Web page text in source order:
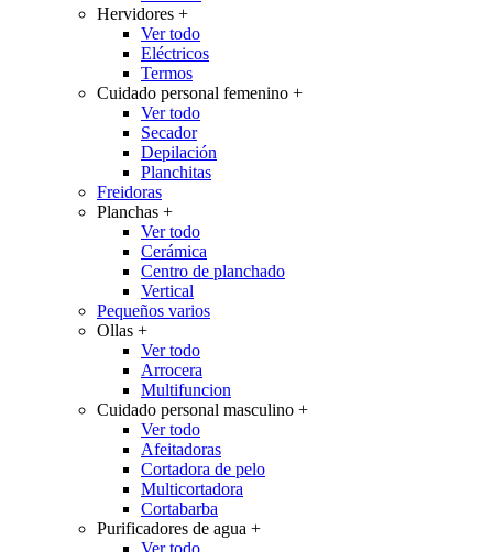
Hervidores +
Ver todo
Eléctricos
Termos
Cuidado personal femenino +
Ver todo
Secador
Depilación
Planchitas
Freidoras
Planchas +
Ver todo
Cerámica
Centro de planchado
Vertical
Pequeños varios
Ollas +
Ver todo
Arrocera
Multifuncion
Cuidado personal masculino +
Ver todo
Afeitadoras
Cortadora de pelo
Multicortadora
Cortabarba
Purificadores de agua +
Ver todo